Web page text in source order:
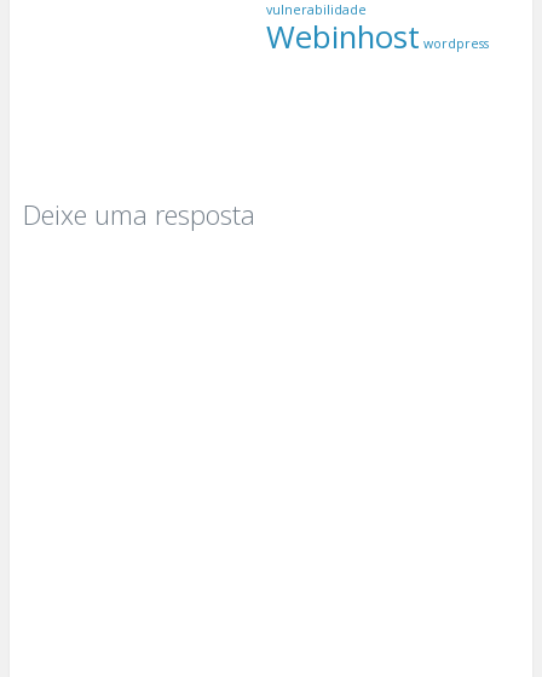
vulnerabilidade
Webinhost wordpress
Deixe uma resposta